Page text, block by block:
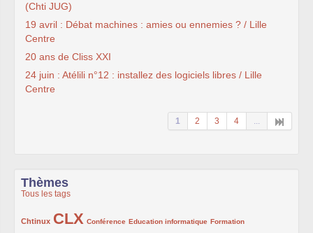
(Chti JUG)
19 avril : Débat machines : amies ou ennemies ? / Lille
Centre
20 ans de Cliss XXI
24 juin : Atélili n°12 : installez des logiciels libres / Lille
Centre
1 2 3 4 ...
Thèmes
Tous les tags
Chtinux
222/1002CLX
1002/1002 Conférence
132/1002 Education informatique
119/1002 Formation
168/1002